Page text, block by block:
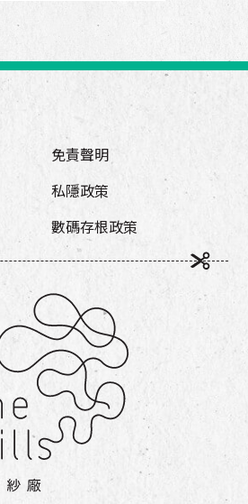
免責聲明
私隱政策
數碼存根政策